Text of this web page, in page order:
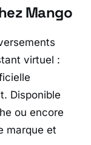
Mango
virtuel :
Disponible
ou encore
marque et